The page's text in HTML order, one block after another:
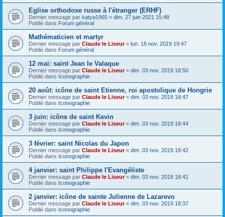
Eglise orthodoxe russe à l'étranger (ERHF)
Dernier message par katya1965 « dim. 27 juin 2021 15:48
Publié dans Forum général
Mathématicien et martyr
Dernier message par Claude le Liseur« lun. 18 nov. 2019 19:47
Publié dans Forum général
12 mai: saint Jean le Valaque
Dernier message par Claude le Liseur« dim. 03 nov. 2019 18:50
Publié dans Iconographie
20 août: icône de saint Etienne, roi apostolique de Hongrie
Dernier message par Claude le Liseur« dim. 03 nov. 2019 18:47
Publié dans Iconographie
3 juin: icône de saint Kevin
Dernier message par Claude le Liseur« dim. 03 nov. 2019 18:44
Publié dans Iconographie
3 février: saint Nicolas du Japon
Dernier message par Claude le Liseur« dim. 03 nov. 2019 18:42
Publié dans Iconographie
4 janvier: saint Philippe l'Evangéliste
Dernier message par Claude le Liseur« dim. 03 nov. 2019 18:41
Publié dans Iconographie
2 janvier: icône de sainte Julienne de Lazarevo
Dernier message par Claude le Liseur« dim. 03 nov. 2019 18:37
Publié dans Iconographie